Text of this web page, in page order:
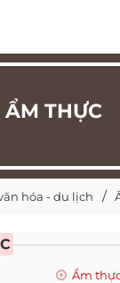
ẨM THỰC
hóa - du lịch
Ẩm